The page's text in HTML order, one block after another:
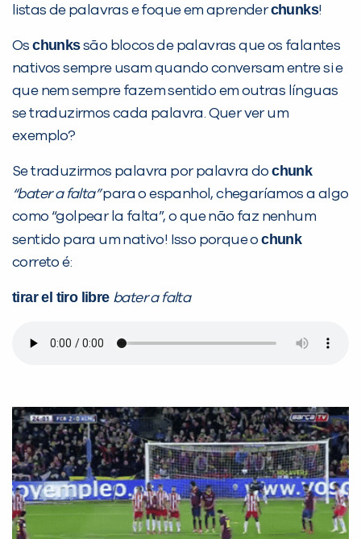
listas de palavras e foque em aprenderchunks!
Oschunkssão blocos de palavras que os falantes
nativos sempre usam quando conversam entre si e
que nem sempre fazem sentido em outras línguas
se traduzirmos cada palavra. Quer ver um
exemplo?
Se traduzirmos palavra por palavra dochunk
“bater a falta”para o espanhol, chegaríamos a algo
como “golpear la falta”, o que não faz nenhum
sentido para um nativo! Isso porque ochunk
correto é:
tirar el tiro libre bater a falta
PEÇA UMA DEMONSTRAÇÃO DE MÉTODO
Não encontramos nenhuma unidade
inFlux nesta cidade ou bairro que
você digitou.
Preencha com seus dados abaixo e
já vamos te colocar em contato
com a: